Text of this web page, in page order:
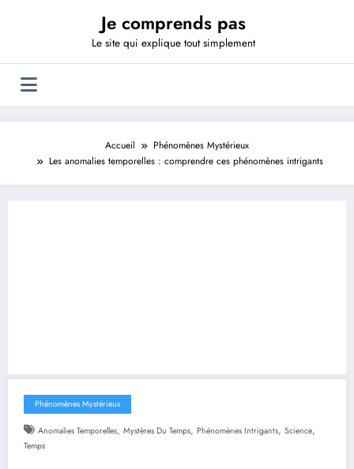
Je comprends pas
Le site qui explique tout simplement
Accueil
Phénomènes Mystérieux
Les anomalies temporelles : comprendre ces phénomènes intrigants
Phénomènes Mystérieux
Anomalies Temporelles, Mystères Du Temps, Phénomènes Intrigants, Science,
Temps